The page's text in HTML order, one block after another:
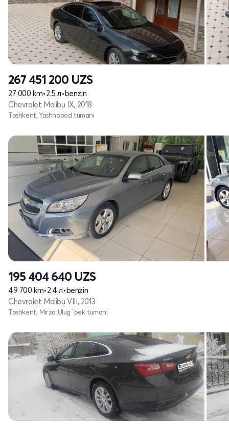
267 451 200 UZS
27 000 km•2.5 л•benzin
Chevrolet Malibu IX, 2018
Toshkent, Yashnobod tumani
195 404 640 UZS
49 700 km•2.4 л•benzin
Chevrolet Malibu VIII, 2013
Toshkent, Mirzo Ulug`bek tumani